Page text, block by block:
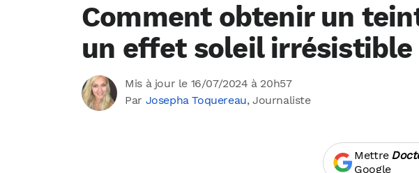
Comment obtenir un
un effet soleil irrésistible
Mis à jour le 16/07/2024 à 20h57
Par Josepha Toquereau, Journaliste
Mettre
Google